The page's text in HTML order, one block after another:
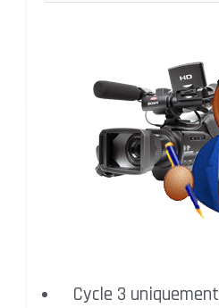
Cycle 3 uniquement